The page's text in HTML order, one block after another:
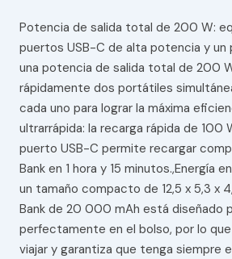
Potencia de salida total de 200 W:
puertos USB-C de alta potencia y un
una potencia de salida total de 200
rápidamente dos portátiles
cada uno para lograr la máxima
ultrarrápida: la recarga rápida de 100
puerto USB-C permite recargar
Bank en 1 hora y 15 minutos.,Energía
un tamaño compacto de 12,5 x 5,3 x
Bank de 20 000 mAh está diseñado
perfectamente en el bolso, por lo
viajar y garantiza que tenga siempre